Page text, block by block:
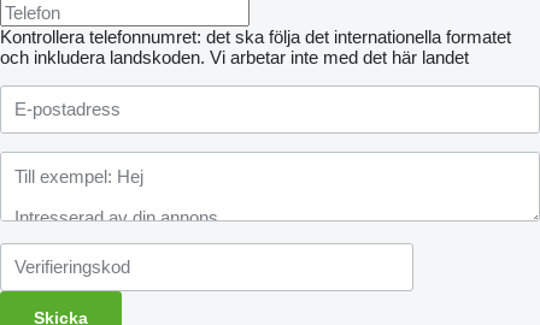
Kontrollera telefonnumret: det ska följa det internationella formatet
och inkludera landskoden. Vi arbetar inte med det här landet